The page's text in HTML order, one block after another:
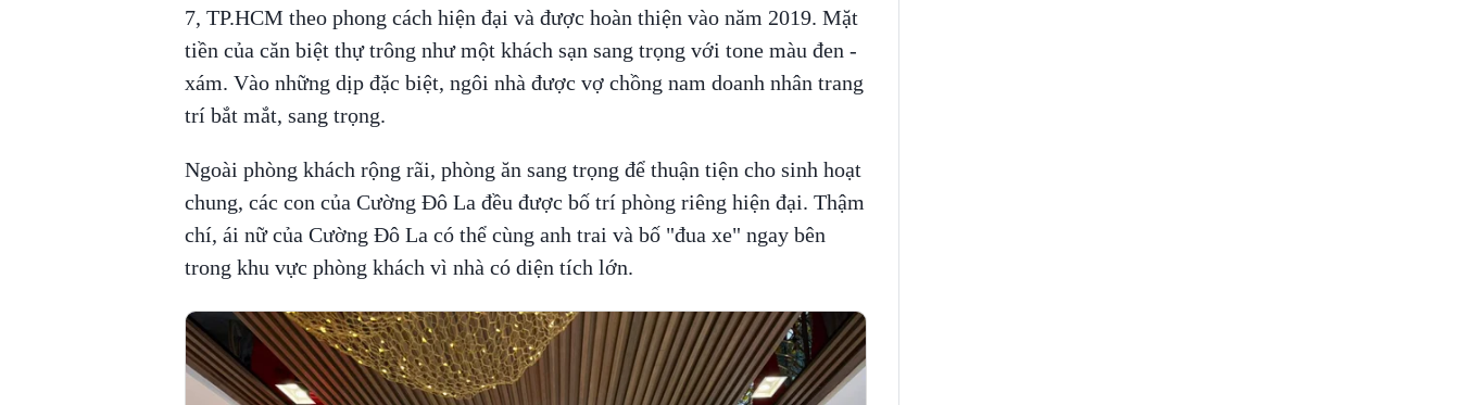
7, TP.HCM theo phong cách hiện đại và được hoàn thiện vào năm 2019. Mặt
tiền của căn biệt thự trông như một khách sạn sang trọng với tone màu đen -
xám. Vào những dịp đặc biệt, ngôi nhà được vợ chồng nam doanh nhân trang
trí bắt mắt, sang trọng.
Ngoài phòng khách rộng rãi, phòng ăn sang trọng để thuận tiện cho sinh hoạt
chung, các con của Cường Đô La đều được bố trí phòng riêng hiện đại. Thậm
chí, ái nữ của Cường Đô La có thể cùng anh trai và bố "đua xe" ngay bên
trong khu vực phòng khách vì nhà có diện tích lớn.